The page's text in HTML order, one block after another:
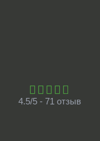
4.5/5 - 71 отзыв